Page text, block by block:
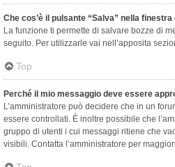
Che cos’è il pulsante “Salva” nella
La funzione ti permette di salvare bozze di
seguito. Per utilizzarle vai nell’apposita
Top
Perché il mio messaggio deve essere
L’amministratore può decidere che in un
essere controllati. È inoltre possibile che
gruppo di utenti i cui messaggi ritiene che
visibili. Contatta l’amministratore per